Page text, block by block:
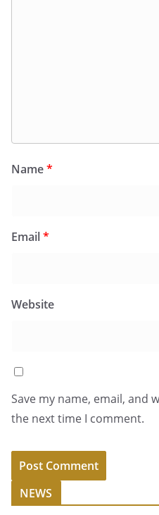
Name*
Email*
Website
Save my name, email, and
the next time I comment.
NEWS